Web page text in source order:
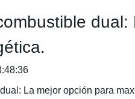
La mejor opción para